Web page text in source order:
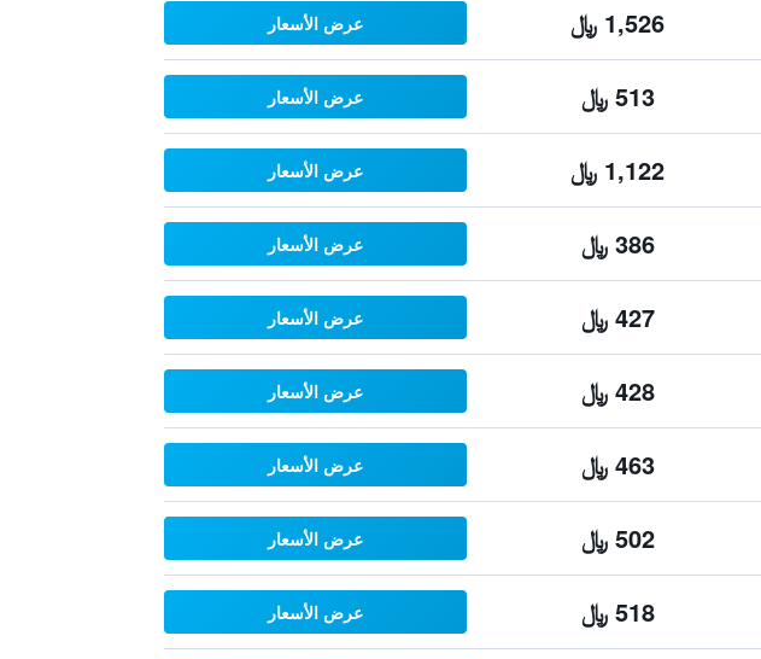
1,526 ﷼ عرض الأسعار
513 ﷼ عرض الأسعار
1,122 ﷼ عرض الأسعار
386 ﷼ عرض الأسعار
427 ﷼ عرض الأسعار
428 ﷼ عرض الأسعار
463 ﷼ عرض الأسعار
502 ﷼ عرض الأسعار
518 ﷼ عرض الأسعار